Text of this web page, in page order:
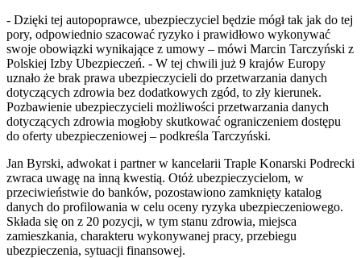
- Dzięki tej autopoprawce, ubezpieczyciel będzie mógł tak jak do tej
pory, odpowiednio szacować ryzyko i prawidłowo wykonywać
swoje obowiązki wynikające z umowy – mówi Marcin Tarczyński z
Polskiej Izby Ubezpieczeń. - W tej chwili już 9 krajów Europy
uznało że brak prawa ubezpieczycieli do przetwarzania danych
dotyczących zdrowia bez dodatkowych zgód, to zły kierunek.
Pozbawienie ubezpieczycieli możliwości przetwarzania danych
dotyczących zdrowia mogłoby skutkować ograniczeniem dostępu
do oferty ubezpieczeniowej – podkreśla Tarczyński.
Jan Byrski, adwokat i partner w kancelarii Traple Konarski Podrecki
zwraca uwagę na inną kwestią. Otóż ubezpieczycielom, w
przeciwieństwie do banków, pozostawiono zamknięty katalog
danych do profilowania w celu oceny ryzyka ubezpieczeniowego.
Składa się on z 20 pozycji, w tym stanu zdrowia, miejsca
zamieszkania, charakteru wykonywanej pracy, przebiegu
ubezpieczenia, sytuacji finansowej.